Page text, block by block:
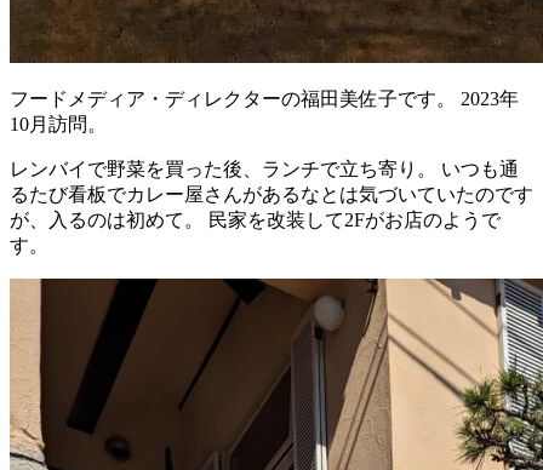
フードメディア・ディレクターの福田美佐子です。 2023年
10月訪問。
レンバイで野菜を買った後、ランチで立ち寄り。 いつも通
るたび看板でカレー屋さんがあるなとは気づいていたのです
が、入るのは初めて。 民家を改装して2Fがお店のようで
す。